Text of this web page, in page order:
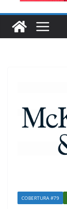
COBERTURA #79